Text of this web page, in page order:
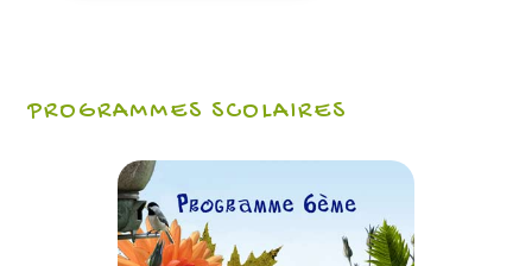
PROGRAMMES SCOLAIRES